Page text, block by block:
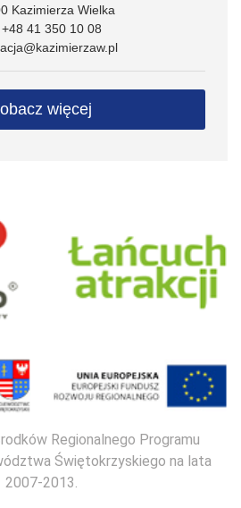
Kazimierza Wielka
41 350 10 08
więcej
Regionalnego Programu
Świętokrzyskiego na lata
2007-2013.